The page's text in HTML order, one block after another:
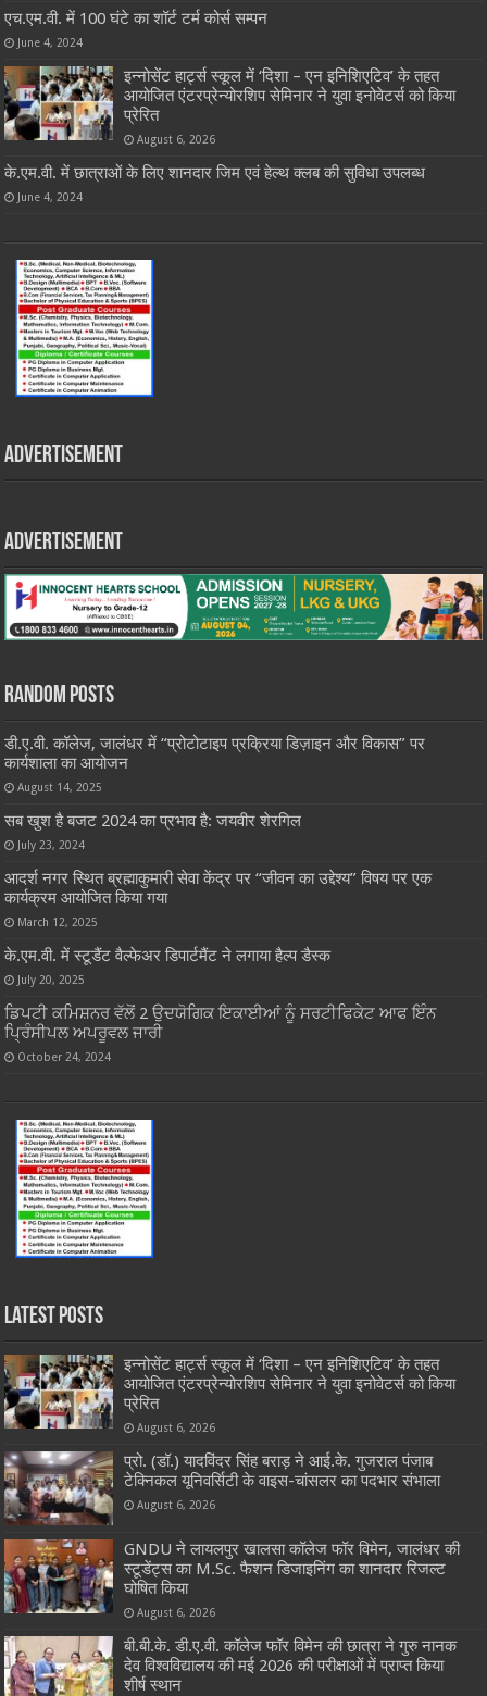
एच.एम.वी. में 100 घंटे का शॉर्ट टर्म कोर्स सम्पन
June 4, 2024
इन्नोसेंट हार्ट्स स्कूल में ‘दिशा – एन इनिशिएटिव’ के तहत
आयोजित एंटरप्रेन्योरशिप सेमिनार ने युवा इनोवेटर्स को किया
प्रेरित
August 6, 2026
के.एम.वी. में छात्राओं के लिए शानदार जिम एवं हेल्थ क्लब की सुविधा उपलब्ध
June 4, 2024
Advertisement
Advertisement
Random Posts
डी.ए.वी. कॉलेज, जालंधर में “प्रोटोटाइप प्रक्रिया डिज़ाइन और विकास” पर
कार्यशाला का आयोजन
August 14, 2025
सब खुश है बजट 2024 का प्रभाव है: जयवीर शेरगिल
July 23, 2024
आदर्श नगर स्थित ब्रह्माकुमारी सेवा केंद्र पर “जीवन का उद्देश्य” विषय पर एक
कार्यक्रम आयोजित किया गया
March 12, 2025
के.एम.वी. में स्टूडैंट वैल्फेअर डिपार्टमैंट ने लगाया हैल्प डैस्क
July 20, 2025
ਡਿਪਟੀ ਕਮਿਸ਼ਨਰ ਵੱਲੋਂ 2 ਉਦਯੋਗਿਕ ਇਕਾਈਆਂ ਨੂੰ ਸਰਟੀਫਿਕੇਟ ਆਫ ਇੰਨ
ਪ੍ਰਿੰਸੀਪਲ ਅਪਰੂਵਲ ਜਾਰੀ
October 24, 2024
Latest Posts
इन्नोसेंट हार्ट्स स्कूल में ‘दिशा – एन इनिशिएटिव’ के तहत
आयोजित एंटरप्रेन्योरशिप सेमिनार ने युवा इनोवेटर्स को किया
प्रेरित
August 6, 2026
प्रो. (डॉ.) यादविंदर सिंह बराड़ ने आई.के. गुजराल पंजाब
टेक्निकल यूनिवर्सिटी के वाइस-चांसलर का पदभार संभाला
August 6, 2026
GNDU ने लायलपुर खालसा कॉलेज फॉर विमेन, जालंधर की
स्टूडेंट्स का M.Sc. फैशन डिजाइनिंग का शानदार रिजल्ट
घोषित किया
August 6, 2026
बी.बी.के. डी.ए.वी. कॉलेज फॉर विमेन की छात्रा ने गुरु नानक
देव विश्वविद्यालय की मई 2026 की परीक्षाओं में प्राप्त किया
शीर्ष स्थान